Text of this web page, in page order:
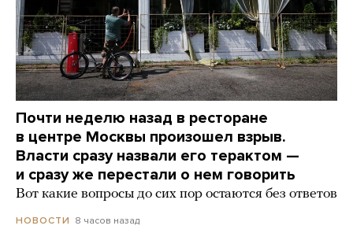
Почти неделю назад в ресторане
в центре Москвы произошел взрыв.
Власти сразу назвали его терактом —
и сразу же перестали о нем говорить
Вот какие вопросы до сих пор остаются без ответов
НОВОСТИ 8 часов назад